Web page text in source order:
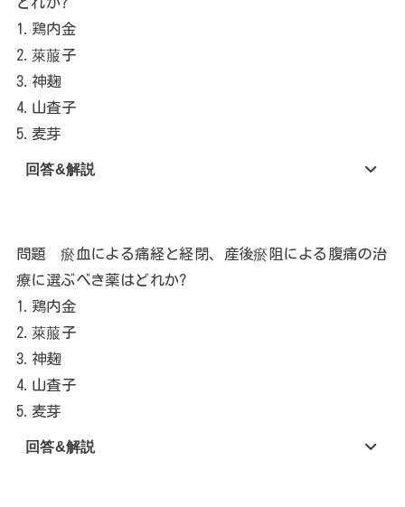
1.鶏内金
2.萊菔子
3.神麹
4.山査子
5.麦芽
回答&解説
問題 瘀血による痛経と経閉、産後瘀阻による腹痛の治
療に選ぶべき薬はどれか?
1.鶏内金
2.萊菔子
3.神麹
4.山査子
5.麦芽
回答&解説